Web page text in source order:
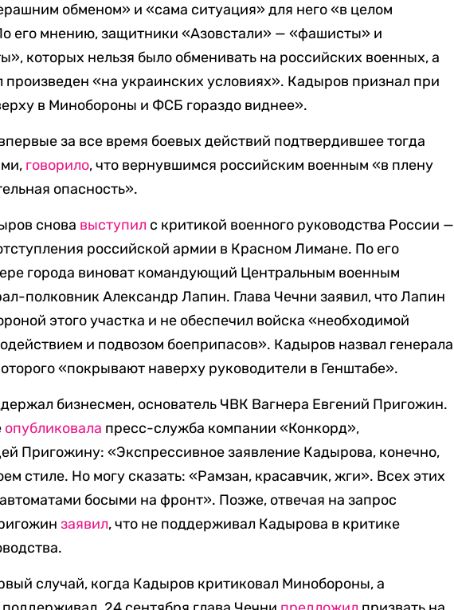
обменом» и «сама ситуация» для него «в целом
его мнению, защитники «Азовстали» — «фашисты» и
которых нельзя было обменивать на российских военных, а
произведен «на украинских условиях». Кадыров признал при
в Минобороны и ФСБ гораздо виднее».
за все время боевых действий подтвердившее тогда
говорило, что вернувшимся российским военным «в плену
опасность».
снова выступил с критикой военного руководства России —
российской армии в Красном Лимане. По его
города виноват командующий Центральным военным
полковник Александр Лапин. Глава Чечни заявил, что Лапин
этого участка и не обеспечил войска «необходимой
и подвозом боеприпасов». Кадыров назвал генерала
«покрывают наверху руководители в Генштабе».
бизнесмен, основатель ЧВК Вагнера Евгений Пригожин.
опубликовала пресс-служба компании «Конкорд»,
Пригожину: «Экспрессивное заявление Кадырова, конечно,
стиле. Но могу сказать: «Рамзан, красавчик, жги». Всех этих
босыми на фронт». Позже, отвечая на запрос
заявил, что не поддерживал Кадырова в критике
случай, когда Кадыров критиковал Минобороны, а